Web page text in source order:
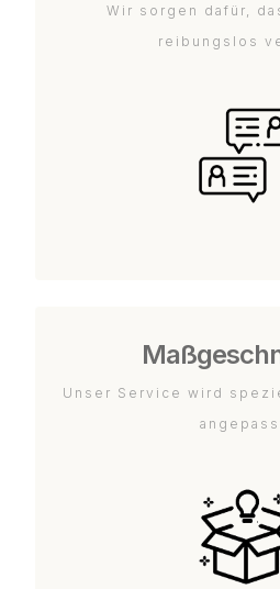
Wir sorgen dafür,
reibungslos
Unser Service wird